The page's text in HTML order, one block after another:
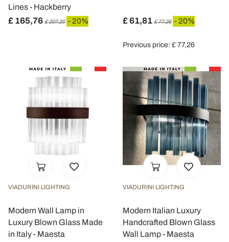
Lines - Hackberry
£ 165,76 £ 207,20 - 20% £ 61,81 £ 77,26 - 20%
Previous price: £ 77,26
VIADURINI LIGHTING
Modern Wall Lamp in
Luxury Blown Glass Made
in Italy - Maesta
VIADURINI LIGHTING
Modern Italian Luxury
Handcrafted Blown Glass
Wall Lamp - Maesta